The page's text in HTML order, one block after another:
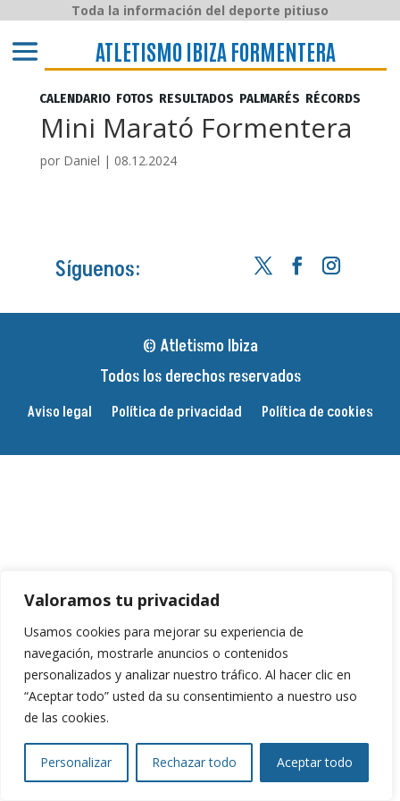
Valoramos tu privacidad
Usamos cookies para mejorar su experiencia de
navegación, mostrarle anuncios o contenidos
personalizados y analizar nuestro tráfico. Al hacer clic en
“Aceptar todo” usted da su consentimiento a nuestro uso
de las cookies.
Personalizar Rechazar todo Aceptar todo
ATLETISMO IBIZA y FORMENTERA
Toda la información del deporte pitiuso
ATLETISMO IBIZA FORMENTERA
CALENDARIO FOTOS RESULTADOS PALMARÉS RÉCORDS
Mini Marató Formentera
por Daniel | 08.12.2024
Síguenos:
© Atletismo Ibiza
Todos los derechos reservados
Aviso legal Política de privacidad Política de cookies